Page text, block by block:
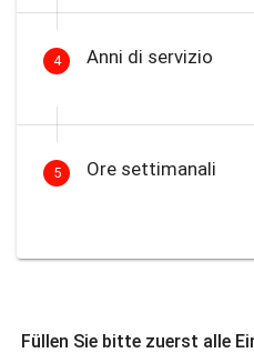
4 Anni di servizio
5 Ore settimanali
Füllen Sie bitte zuerst alle